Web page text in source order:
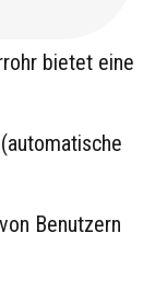
bietet eine
Benutzern